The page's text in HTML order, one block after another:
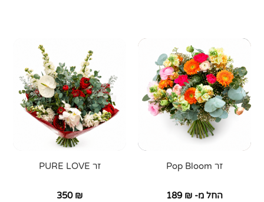
זר Pop Bloom
החל מ- 189 ₪
זר PURE LOVE
350 ₪